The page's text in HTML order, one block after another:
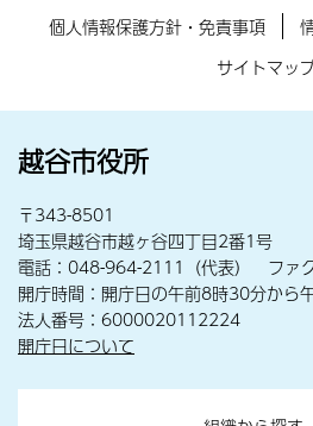
個人情報保護方針・免責事項
サイトマッ
越谷市役所
〒343-8501
埼玉県越谷市越ヶ谷四丁目2番1号
電話：048-964-2111（代表） ファ
開庁時間：開庁日の午前8時30分から
法人番号：6000020112224
開庁日について